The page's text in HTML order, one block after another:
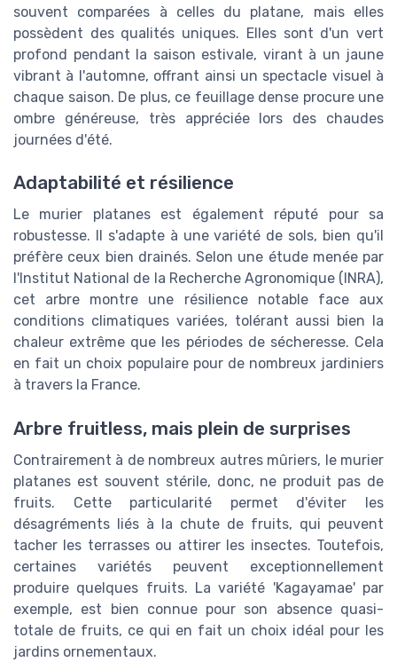
souvent comparées à celles du platane, mais elles
possèdent des qualités uniques. Elles sont d'un vert
profond pendant la saison estivale, virant à un jaune
vibrant à l'automne, offrant ainsi un spectacle visuel à
chaque saison. De plus, ce feuillage dense procure une
ombre généreuse, très appréciée lors des chaudes
journées d'été.
Adaptabilité et résilience
Le murier platanes est également réputé pour sa
robustesse. Il s'adapte à une variété de sols, bien qu'il
préfère ceux bien drainés. Selon une étude menée par
l'Institut National de la Recherche Agronomique (INRA),
cet arbre montre une résilience notable face aux
conditions climatiques variées, tolérant aussi bien la
chaleur extrême que les périodes de sécheresse. Cela
en fait un choix populaire pour de nombreux jardiniers
à travers la France.
Arbre fruitless, mais plein de surprises
Contrairement à de nombreux autres mûriers, le murier
platanes est souvent stérile, donc, ne produit pas de
fruits. Cette particularité permet d'éviter les
désagréments liés à la chute de fruits, qui peuvent
tacher les terrasses ou attirer les insectes. Toutefois,
certaines variétés peuvent exceptionnellement
produire quelques fruits. La variété 'Kagayamae' par
exemple, est bien connue pour son absence quasi-
totale de fruits, ce qui en fait un choix idéal pour les
jardins ornementaux.